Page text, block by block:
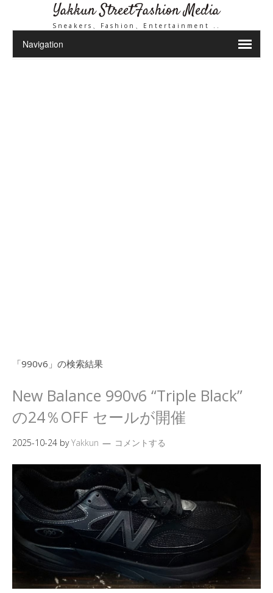
Yakkun StreetFashion Media
Sneakers、Fashion、Entertainment ..
「990v6 」の検索結果
New Balance 990v6 “Triple Black”
の24％OFF セールが開催
2025-10-24 byYakkun コメントする